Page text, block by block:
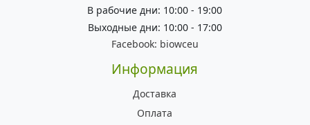
В рабочие дни: 10:00 - 19:00
Выходные дни: 10:00 - 17:00
Facebook: biowceu
Информация
Доставка
Оплата